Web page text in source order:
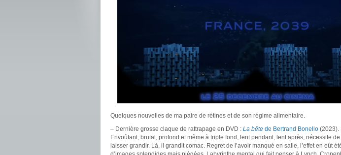
Quelques nouvelles de ma paire de rétines et de son régime alimentaire.
– Dernière grosse claque de rattrapage en DVD : La bête de Bertrand Bonello (2023).
Envoûtant, brutal, profond et même à triple fond, lent pendant, lent après, nécessite
laisser grandir. Là, il grandit comac. Regret de l’avoir manqué en salle, l’effet en eût